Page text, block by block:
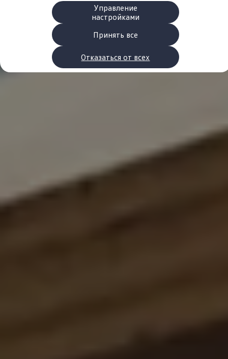
Принять все
Отказаться от всех
Управление
настройками
Персонализация
Настенная зарядная станция и кабели для
Важная информация для клиентов
Переработка и возврат продукции
Кампании по отзыву автомобилей
Предупредительные и контрольные
Обновления программного обеспечения
Обновления программного обеспечения для